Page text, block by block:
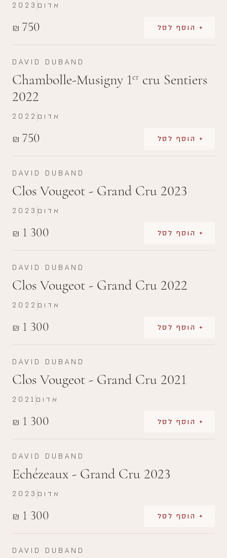
₪ 750 + הוסף לסל
2023 אדום
DAVID DUBAND
Chambolle-Musigny 1er cru Sentiers
2022
₪ 750 + הוסף לסל
2022 אדום
DAVID DUBAND
Clos Vougeot - Grand Cru 2023
₪ 1 300 + הוסף לסל
2023 אדום
DAVID DUBAND
Clos Vougeot - Grand Cru 2022
₪ 1 300 + הוסף לסל
2022 אדום
DAVID DUBAND
Clos Vougeot - Grand Cru 2021
₪ 1 300 + הוסף לסל
2021 אדום
DAVID DUBAND
Echézeaux - Grand Cru 2023
₪ 1 300 + הוסף לסל
2023 אדום
DAVID DUBAND